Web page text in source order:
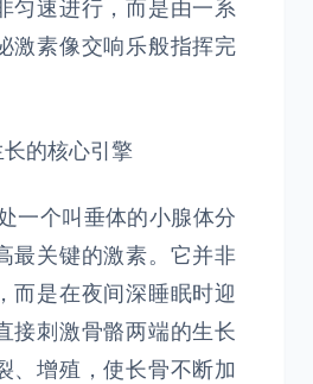
匀速进行，而是由一系
激素像交响乐般指挥完
的核心引擎
一个叫垂体的小腺体分
最关键的激素。它并非
而是在夜间深睡眠时迎
接刺激骨骼两端的生长
、增殖，使长骨不断加